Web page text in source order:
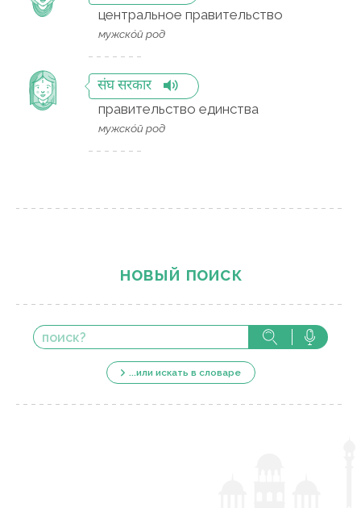
центральное правительство
мужско́й род
संघ सरकार
правительство единства
мужско́й род
новый поиск
...или искать в словаре